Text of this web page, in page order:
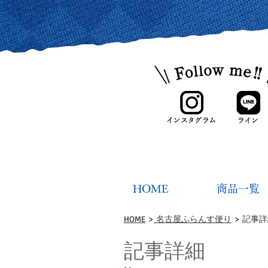
HOME 商品一覧
HOME > 名古屋ふらんす便り > 記事
記事詳細